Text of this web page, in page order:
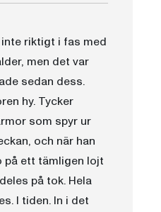
inte riktigt i fas med
men det var
sedan dess.
hy. Tycker
som spyr ur
och när han
på ett tämligen lojt
på tok. Hela
I tiden. In i det